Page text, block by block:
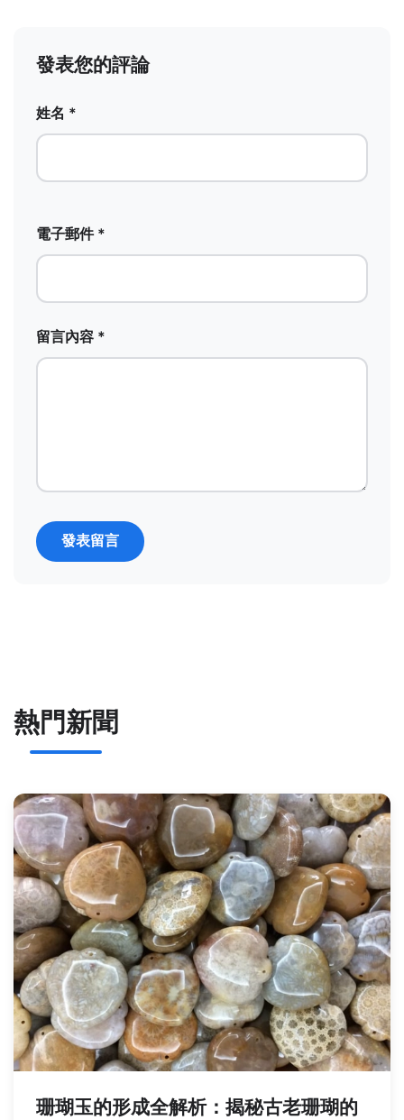
發表您的評論
姓名 *
電子郵件 *
留言內容 *
發表留言
熱門新聞
珊瑚玉的形成全解析：揭秘古老珊瑚的